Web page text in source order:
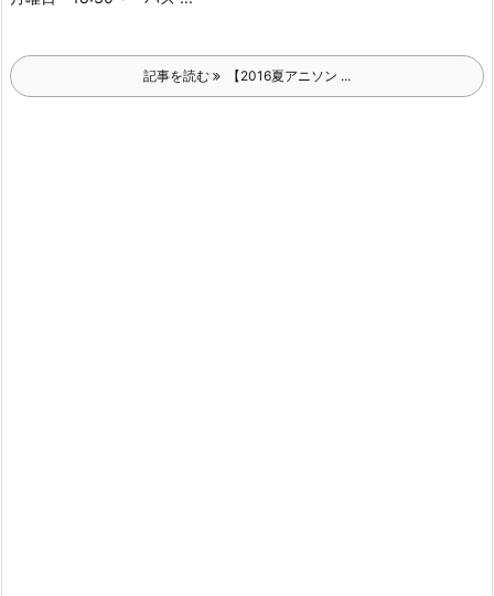
記事を読む 【2016夏アニソン ...